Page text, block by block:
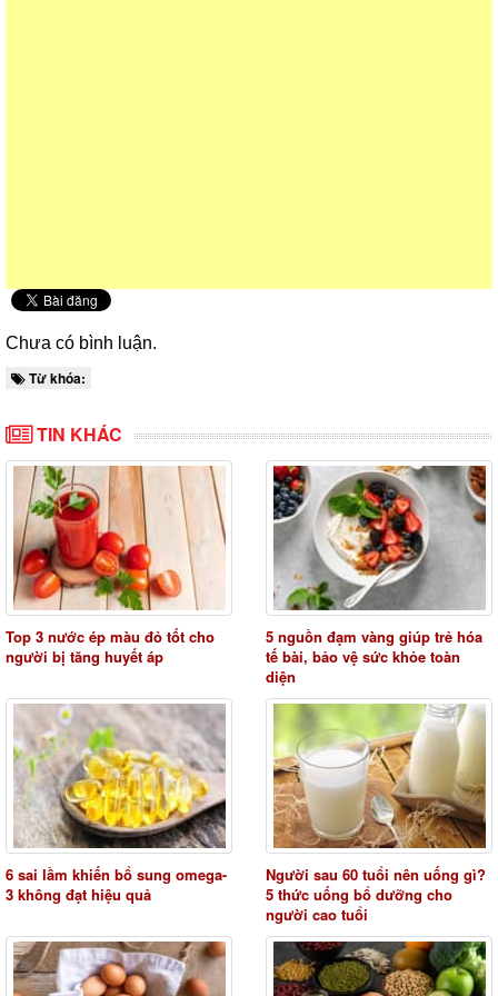
Chưa có bình luận.
Từ khóa:
TIN KHÁC
Top 3 nước ép màu đỏ tốt cho
người bị tăng huyết áp
5 nguồn đạm vàng giúp trẻ hóa
tế bài, bảo vệ sức khỏe toàn
diện
6 sai lầm khiến bổ sung omega-
3 không đạt hiệu quả
Người sau 60 tuổi nên uống gì?
5 thức uống bổ dưỡng cho
người cao tuổi